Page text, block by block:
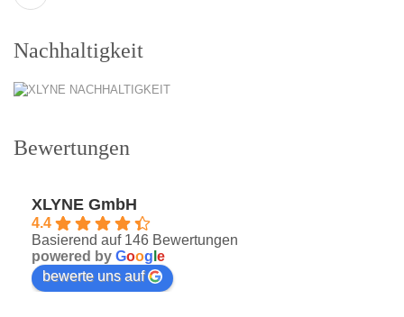
Nachhaltigkeit
Bewertungen
XLYNE GmbH
4.4
Basierend auf 146 Bewertungen
powered by Goog e
bewerte uns auf